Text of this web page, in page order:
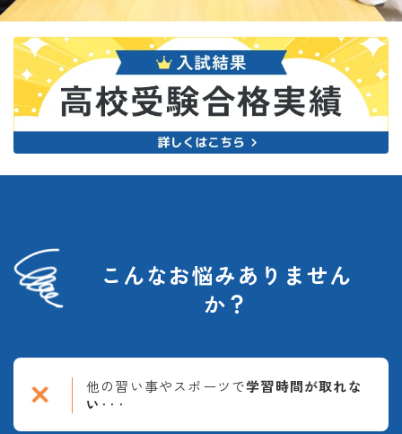
こんなお悩みありません
か？
他の習い事やスポーツで学習時間が取れな
い ･･･